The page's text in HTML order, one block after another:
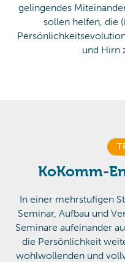
gelingendes
sollen helfen, die
und Hirn
KoKomm-
In einer mehrstufigen
Seminar, Aufbau und
Seminare aufeinander
die Persönlichkeit
wohlwollenden und